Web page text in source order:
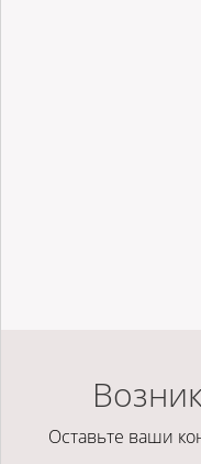
Оставьте ваши